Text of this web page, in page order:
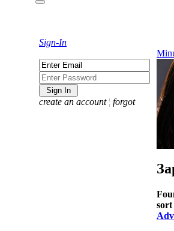
Sign-In
create an account ¦ forgot
sort